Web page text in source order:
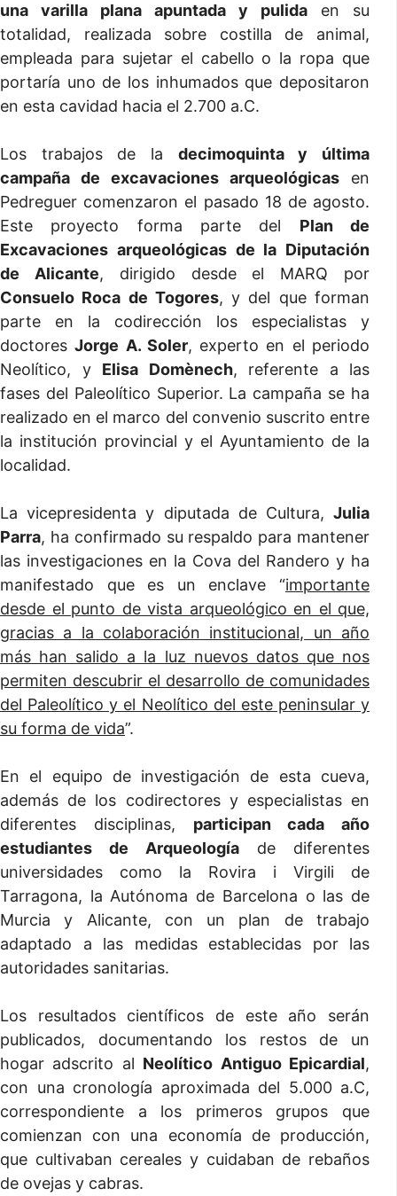
una varilla plana apuntada y pulida en su
totalidad, realizada sobre costilla de animal,
empleada para sujetar el cabello o la ropa que
portaría uno de los inhumados que depositaron
en esta cavidad hacia el 2.700 a.C.
Los trabajos de la decimoquinta y última
campaña de excavaciones arqueológicas en
Pedreguer comenzaron el pasado 18 de agosto.
Este proyecto forma parte del Plan de
Excavaciones arqueológicas de la Diputación
de Alicante, dirigido desde el MARQ por
Consuelo Roca de Togores, y del que forman
parte en la codirección los especialistas y
doctoresJorge A. Soler, experto en el periodo
Neolítico, y Elisa Domènech, referente a las
fases del Paleolítico Superior. La campaña se ha
realizado en el marco del convenio suscrito entre
la institución provincial y el Ayuntamiento de la
localidad.
La vicepresidenta y diputada de Cultura, Julia
Parra, ha confirmado su respaldo para mantener
las investigaciones en la Cova del Randero y ha
manifestado que es un enclave “importante
desde el punto de vista arqueológico en el que,
gracias a la colaboración institucional, un año
más han salido a la luz nuevos datos que nos
permiten descubrir el desarrollo de comunidades
del Paleolítico y el Neolítico del este peninsular y
su forma de vida”.
En el equipo de investigación de esta cueva,
además de los codirectores y especialistas en
diferentes disciplinas, participan cada año
estudiantes de Arqueología de diferentes
universidades como la Rovira i Virgili de
Tarragona, la Autónoma de Barcelona o las de
Murcia y Alicante, con un plan de trabajo
adaptado a las medidas establecidas por las
autoridades sanitarias.
Los resultados científicos de este año serán
publicados, documentando los restos de un
hogar adscrito al Neolítico Antiguo Epicardial,
con una cronología aproximada del 5.000 a.C,
correspondiente a los primeros grupos que
comienzan con una economía de producción,
que cultivaban cereales y cuidaban de rebaños
de ovejas y cabras.